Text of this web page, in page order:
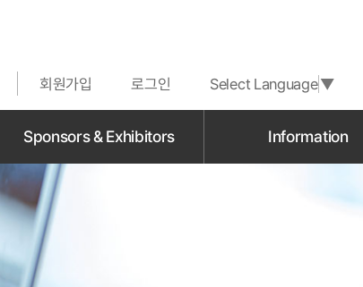
회원가입 로그인 Select Language▼
Sponsors & Exhibitors Information